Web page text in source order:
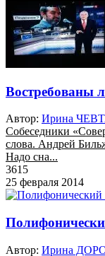
Востребованы
Автор: Ирина
Собеседники
слова. Андрей
Надо сна...
3615
25 февраля 2014
Автор: Ирина